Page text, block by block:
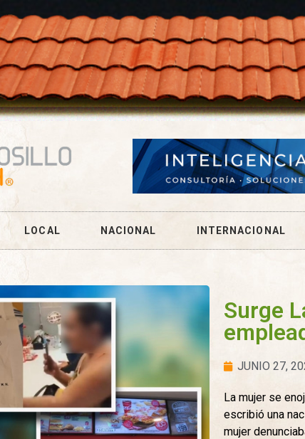
LOCAL NACIONAL INTERNACIONAL
Surge
JUNIO 27,
La mujer se
escribió una
mujer